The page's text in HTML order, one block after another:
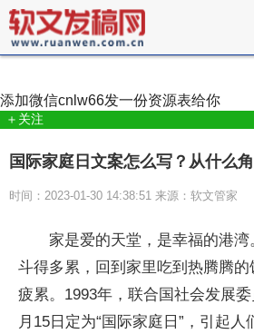
添加微信cnlw66发一份资源表给你
＋关注
国际家庭日文案怎么写？从什么
时间：2023-01-30 14:38:51 来源：软文管家
家是爱的天堂，是幸福的港
斗得多累，回到家里吃到热腾腾
疲累。1993年，联合国社会发展
月15日定为“国际家庭日”，引起